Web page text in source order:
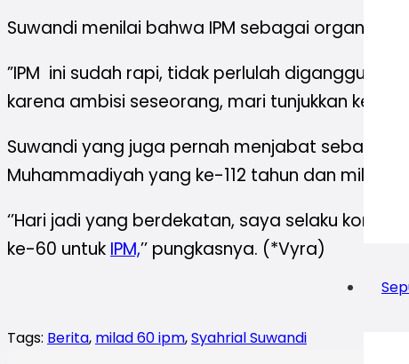
Suwandi menilai bahwa IPM sebagai
”IPM ini sudah rapi, tidak perlulah diganggu-
karena ambisi seseorang, mari tunjukkan
Suwandi yang juga pernah menjabat sebagai
Muhammadiyah yang ke-112 tahun dan milad
‘’Hari jadi yang berdekatan, saya selaku
ke-60 untuk IPM,’’ pungkasnya. (*Vyra)
Tags: Berita, milad 60 ipm,Syahrial Suwandi